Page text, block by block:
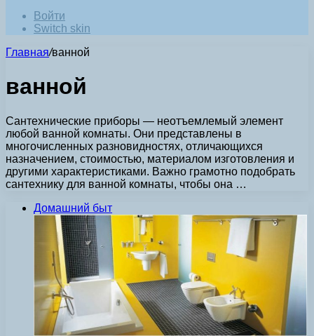
Войти
Switch skin
Главная/ванной
ванной
Сантехнические приборы — неотъемлемый элемент
любой ванной комнаты. Они представлены в
многочисленных разновидностях, отличающихся
назначением, стоимостью, материалом изготовления и
другими характеристиками. Важно грамотно подобрать
сантехнику для ванной комнаты, чтобы она …
Домашний быт